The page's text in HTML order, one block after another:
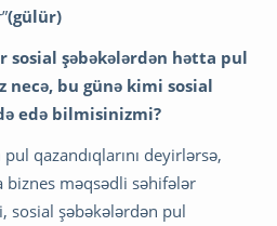
(gülür)
sosial şəbəkələrdən hətta pul
necə, bu günə kimi sosial
edə bilmisinizmi?
qazandıqlarını deyirlərsə,
biznes məqsədli səhifələr
sosial şəbəkələrdən pul